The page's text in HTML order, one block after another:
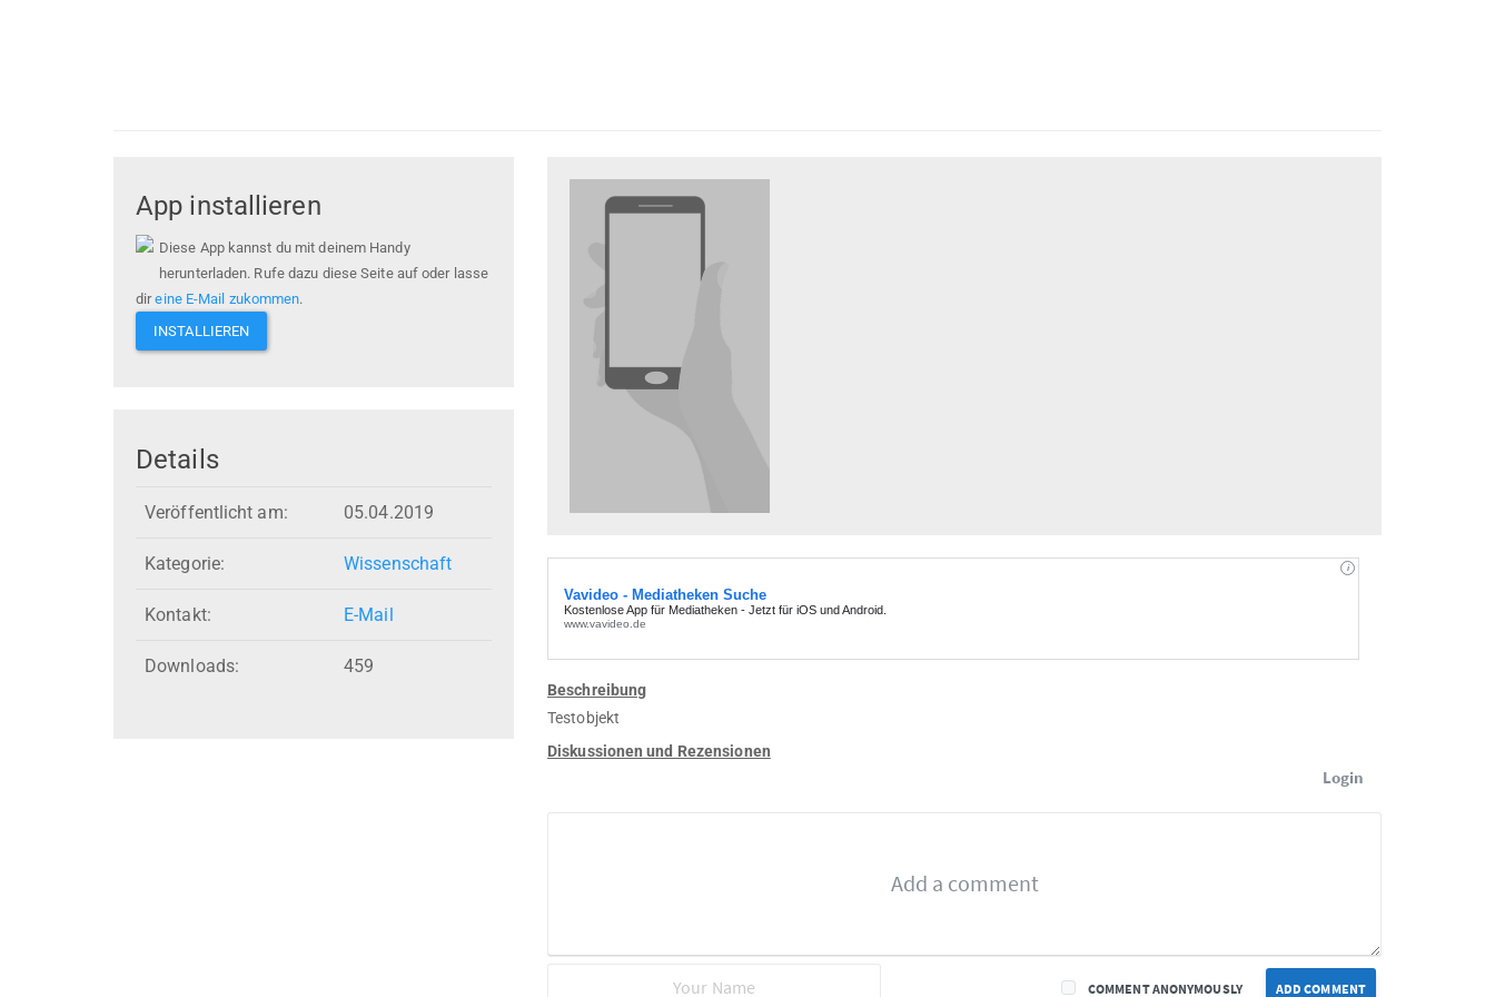
App installieren
Diese App kannst du mit deinem Handy
herunterladen. Rufe dazu diese Seite auf oder lasse
direine E-Mail zukommen.
INSTALLIEREN
Details
Veröffentlicht am: 05.04.2019
Kategorie: Wissenschaft
Kontakt: E-Mail
Downloads: 459
Beschreibung
Testobjekt
Diskussionen und Rezensionen
Login
ADD COMMENT
COMMENT ANONYMOUSLY